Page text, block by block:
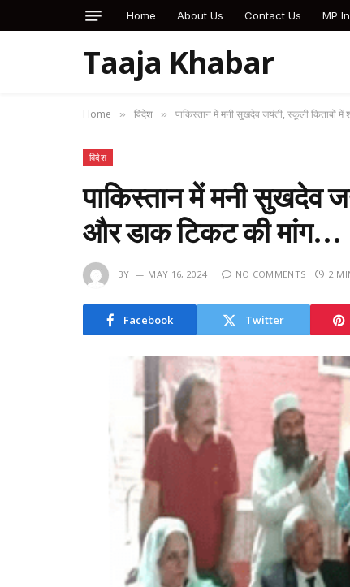
Home About Us Contact Us MP
Taaja Khabar
Home » विदेश » पाकिस्तान में मनी सुखदेव जयंती, स्कूली किताबों
विदेश
पाकिस्तान में मनी सुखदेव
और डाक टिकट की मांग…
BY MAY 16, 2024 NO COMMENTS 2
Facebook Twitter